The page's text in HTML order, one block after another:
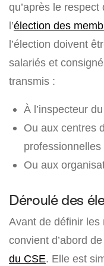
qu’après le
l’élection des
l’élection doivent
salariés et
transmis :
À l’inspecteur
Ou aux centres
professionnelles
Ou aux
Déroulé des
Avant de définir les
convient d’abord
du CSE. Elle est